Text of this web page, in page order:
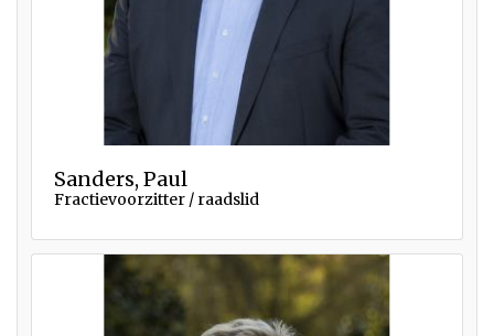
Sanders, Paul
Fractievoorzitter / raadslid